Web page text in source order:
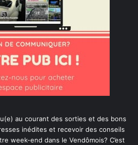
au courant des sorties et des bons
inédites et recevoir des conseils
week-end dans le Vendômois? C’est